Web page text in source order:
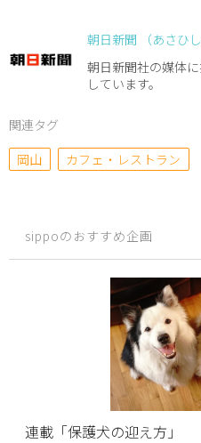
朝日新聞 （あさひし
朝日新聞社の媒体
しています。
関連タグ
岡山
カフェ・レストラン
sippoのおすすめ企画
連載「保護犬の迎え方」